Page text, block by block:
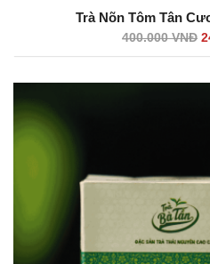
Trà Nõn Tôm Tân
400.000VNĐ